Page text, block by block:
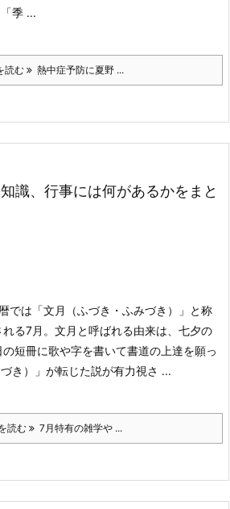
「季 ...
読む 熱中症予防に夏野 ...
識、行事には何があるかをまと
暦では「文月（ふづき・ふみづき）」と称
れる7月。 文月と呼ばれる由来は、七夕の
の短冊に歌や字を書いて書道の上達を願っ
き）」が転じた説が有力視さ ...
読む 7月特有の雑学や ...